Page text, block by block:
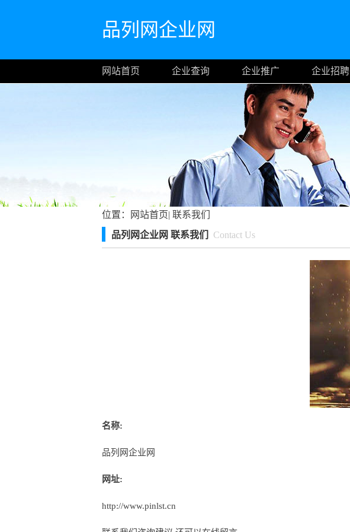
品列网企业网
网站首页 企业查询 企业推广 企业招聘
位置： 网站首页| 联系我们
品列网企业网 联系我们
Contact Us
名称:
品列网企业网
网址:
http://www.pinlst.cn